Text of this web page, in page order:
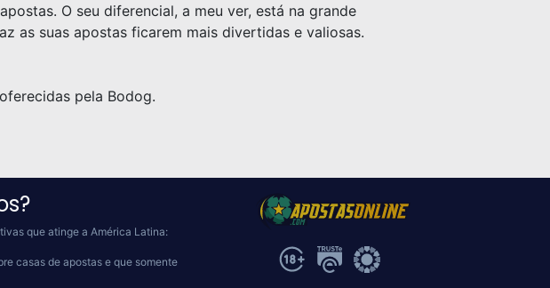
O seu diferencial, a meu ver, está na grande
as suas apostas ficarem mais divertidas e valiosas.
oferecidas pela Bodog.
que atinge a América Latina:
casas de apostas e que somente